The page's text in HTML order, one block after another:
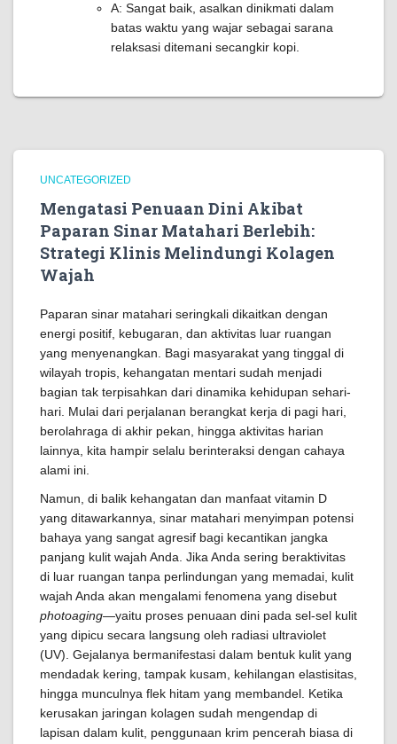
A: Sangat baik, asalkan dinikmati dalam
batas waktu yang wajar sebagai sarana
relaksasi ditemani secangkir kopi.
UNCATEGORIZED
Mengatasi Penuaan Dini Akibat
Paparan Sinar Matahari Berlebih:
Strategi Klinis Melindungi Kolagen
Wajah
Paparan sinar matahari seringkali dikaitkan dengan
energi positif, kebugaran, dan aktivitas luar ruangan
yang menyenangkan. Bagi masyarakat yang tinggal di
wilayah tropis, kehangatan mentari sudah menjadi
bagian tak terpisahkan dari dinamika kehidupan sehari-
hari. Mulai dari perjalanan berangkat kerja di pagi hari,
berolahraga di akhir pekan, hingga aktivitas harian
lainnya, kita hampir selalu berinteraksi dengan cahaya
alami ini.
Namun, di balik kehangatan dan manfaat vitamin D
yang ditawarkannya, sinar matahari menyimpan potensi
bahaya yang sangat agresif bagi kecantikan jangka
panjang kulit wajah Anda. Jika Anda sering beraktivitas
di luar ruangan tanpa perlindungan yang memadai, kulit
wajah Anda akan mengalami fenomena yang disebut
photoaging—yaitu proses penuaan dini pada sel-sel kulit
yang dipicu secara langsung oleh radiasi ultraviolet
(UV). Gejalanya bermanifestasi dalam bentuk kulit yang
mendadak kering, tampak kusam, kehilangan elastisitas,
hingga munculnya flek hitam yang membandel. Ketika
kerusakan jaringan kolagen sudah mengendap di
lapisan dalam kulit, penggunaan krim pencerah biasa di